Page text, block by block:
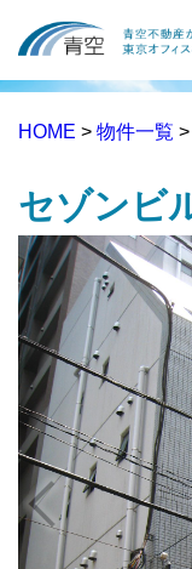
HOME > 物件一覧
セゾンビ